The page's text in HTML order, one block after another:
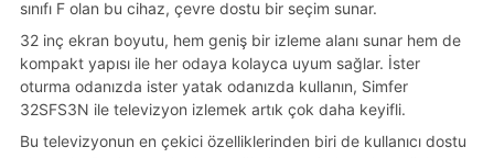
sınıfı F olan bu cihaz, çevre dostu bir seçim sunar.
32 inç ekran boyutu, hem geniş bir izleme alanı sunar hem de
kompakt yapısı ile her odaya kolayca uyum sağlar. İster
oturma odanızda ister yatak odanızda kullanın, Simfer
32SFS3N ile televizyon izlemek artık çok daha keyifli.
Bu televizyonun en çekici özelliklerinden biri de kullanıcı dostu